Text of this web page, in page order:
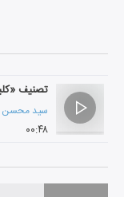
تصنیف
سید محسن
۰۰:۴۸